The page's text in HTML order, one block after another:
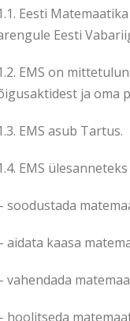
Eesti
Eesti
EMS on
ja oma
EMS asub Tartus.
EMS
soodustada
aidata kaasa
vahendada
hoolitseda